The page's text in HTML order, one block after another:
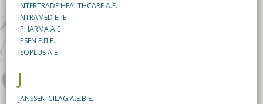
INTERTRADE HEALTHCARE A.E.
INTRAMED ΕΠΕ
IPHARMA A.E
IPSEN E.Π.Ε.
ISOPLUS A.E
J
JANSSEN-CILAG A.E.B.E.